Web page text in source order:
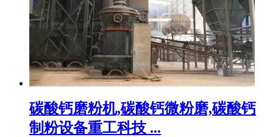
碳酸钙磨粉机,碳酸钙微粉磨,碳酸钙
制粉设备重工科技 ...